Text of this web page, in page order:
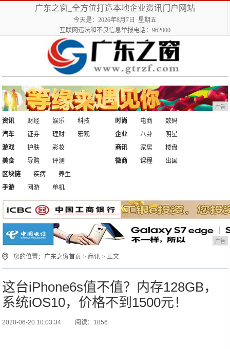
广东之窗_全方位打造本地企业资讯门户网站
今天是：2026年8月7日 星期五
互联网违法和不良信息举报电话：962000
广告
资讯 财经 娱乐
科技
汽车
证券 理财 宏观
时尚 电商
数码
企业
八卦
明星
游戏
护肤
彩妆
美食
导购 评测
商讯 家居
楼盘
微商
课程
出国
区块链
疾病
养生
手游
网游 单机
广告
您的位置： 广东之窗首页 > 商讯 > 正文
这台iPhone6s值不值？内存128GB，
系统iOS10，价格不到1500元！
2020-06-20 10:03:34 阅读：1856